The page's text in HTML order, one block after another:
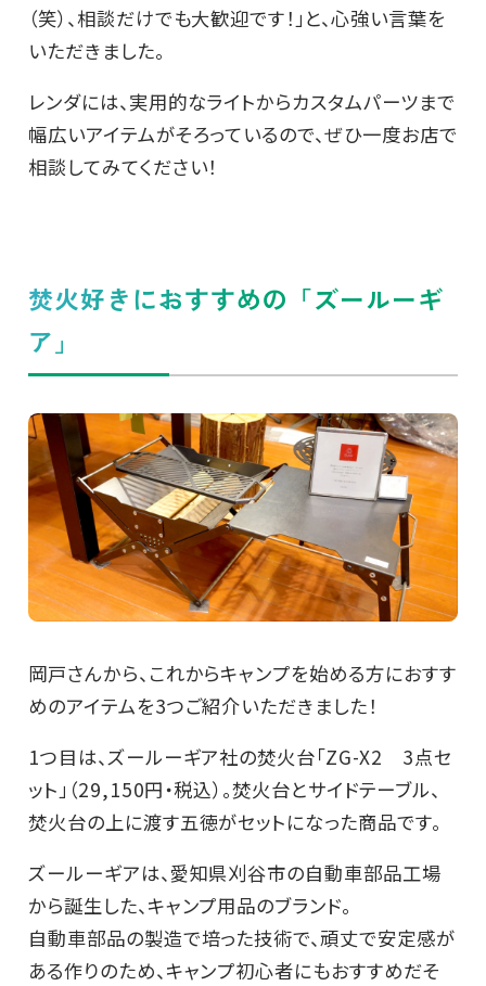
（笑）、相談だけでも大歓迎です！」と、心強い言葉を
いただきました。
レンダには、実用的なライトからカスタムパーツまで
幅広いアイテムがそろっているので、ぜひ一度お店で
相談してみてください！
焚火好きにおすすめの「ズールーギ
ア」
岡戸さんから、これからキャンプを始める方におすす
めのアイテムを3つご紹介いただきました！
1つ目は、ズールーギア社の焚火台「ZG-X2 3点セ
ット」（29,150円・税込）。焚火台とサイドテーブル、
焚火台の上に渡す五徳がセットになった商品です。
ズールーギアは、愛知県刈谷市の自動車部品工場
から誕生した、キャンプ用品のブランド。
自動車部品の製造で培った技術で、頑丈で安定感が
ある作りのため、キャンプ初心者にもおすすめだそ